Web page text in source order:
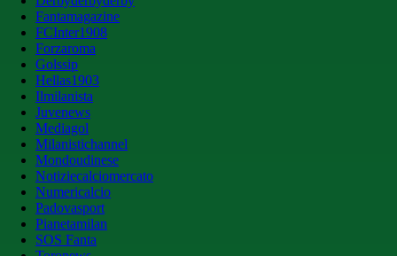
Fantamagazine
FCInter1908
Forzaroma
Golssip
Hellas1903
Ilmilanista
Juvenews
Mediagol
Milanistichannel
Mondoudinese
Notiziecalciomercato
Numericalcio
Padovasport
Pianetamilan
SOS Fanta